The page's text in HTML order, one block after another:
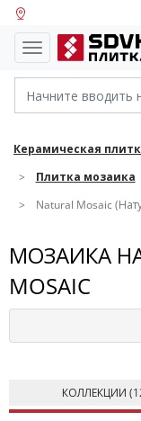
Керамическая
Плитка мозаика
Natural Mosaic
МОЗАИКА НА
MOSAIC
КОЛЛЕКЦИИ (